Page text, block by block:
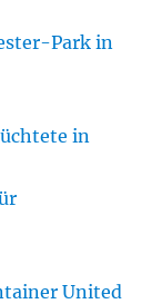
Park in
in
United